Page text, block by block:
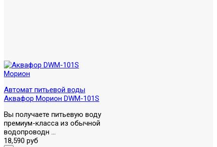
Автомат питьевой воды
Аквафор Морион DWM-101S
Вы получаете питьевую воду
премиум-класса из обычной
водопроводн ...
18,590 руб